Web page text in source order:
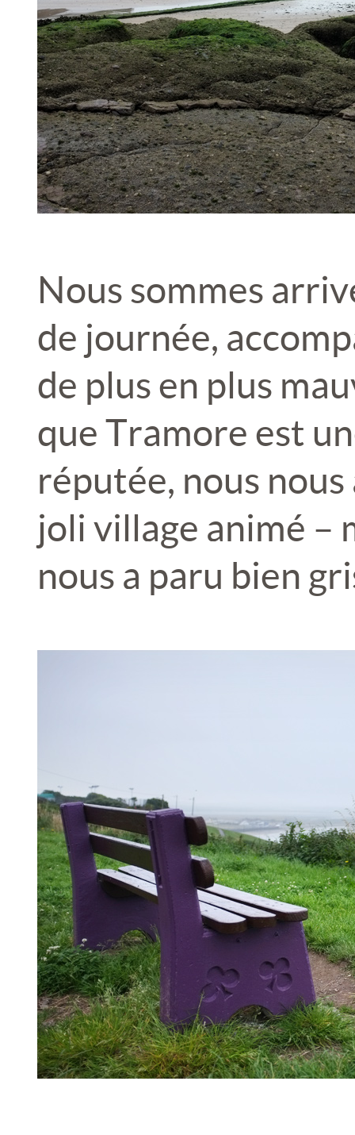
Nous sommes
de journée,
de plus en plus
que Tramore est
réputée, nous
joli village animé –
nous a paru bien